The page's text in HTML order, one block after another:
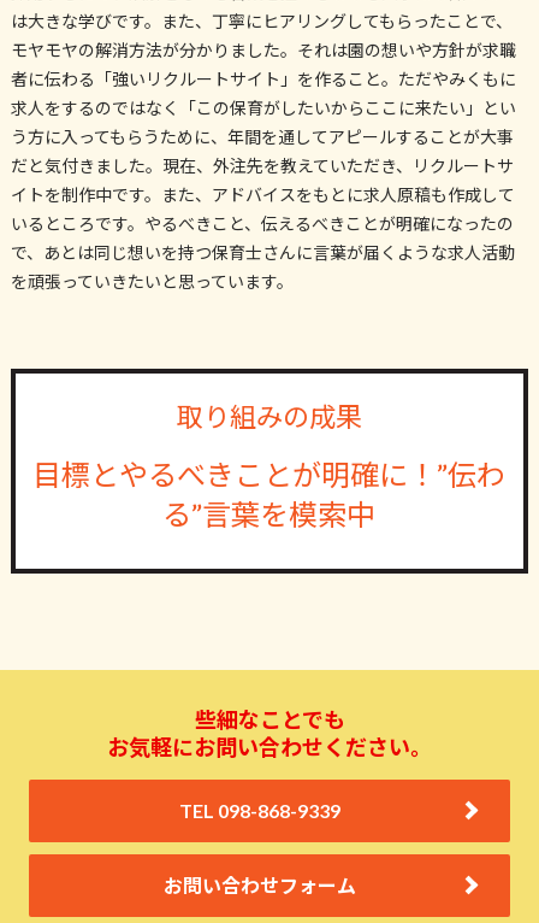
は大きな学びです。また、丁寧にヒアリングしてもらったことで、
モヤモヤの解消方法が分かりました。それは園の想いや方針が求職
者に伝わる「強いリクルートサイト」を作ること。ただやみくもに
求人をするのではなく「この保育がしたいからここに来たい」とい
う方に入ってもらうために、年間を通してアピールすることが大事
だと気付きました。現在、外注先を教えていただき、リクルートサ
イトを制作中です。また、アドバイスをもとに求人原稿も作成して
いるところです。やるべきこと、伝えるべきことが明確になったの
で、あとは同じ想いを持つ保育士さんに言葉が届くような求人活動
を頑張っていきたいと思っています。
取り組みの成果
目標とやるべきことが明確に！”伝わ
る”言葉を模索中
些細なことでも
お気軽にお問い合わせください。
TEL 098-868-9339
お問い合わせフォーム